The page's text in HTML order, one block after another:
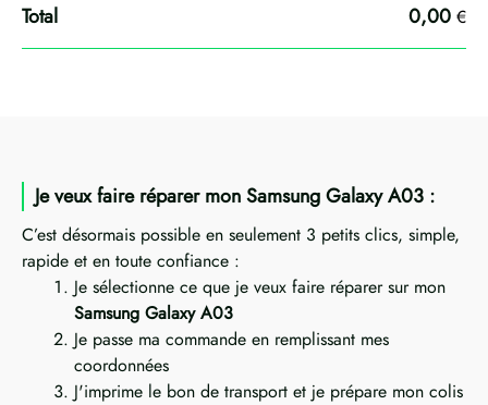
0,00 €
Je veux faire réparer mon Samsung Galaxy A03 :
C’est désormais possible en seulement 3 petits clics, simple,
rapide et en toute confiance :
Je sélectionne ce que je veux faire réparer sur mon
Samsung Galaxy A03
Je passe ma commande en remplissant mes
coordonnées
J'imprime le bon de transport et je prépare mon colis